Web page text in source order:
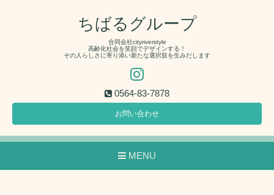
ちばるグループ
合同会社cityriverstyle
高齢化社会を笑顔でデザインする！
その人らしさに寄り添い新たな選択肢を生みだします
0564-83-7878
お問い合わせ
MENU